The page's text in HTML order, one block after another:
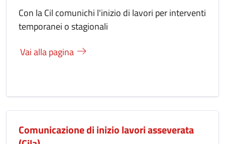
Con la Cil comunichi l'inizio di lavori per interventi
temporanei o stagionali
Vai alla pagina
Comunicazione di inizio lavori asseverata